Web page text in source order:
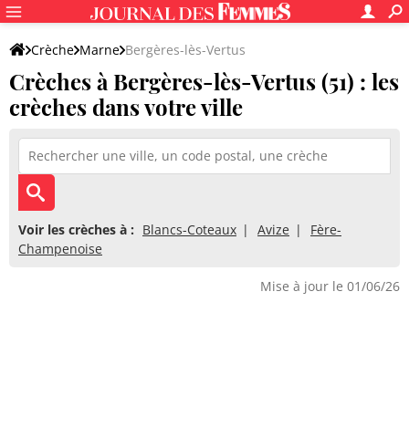
Crèche Marne Bergères-lès-Vertus
Crèches à Bergères-lès-Vertus (51) : les
crèches dans votre ville
Voir les crèches à : Blancs-Coteaux Avize
Fère-
Champenoise
Mise à jour le 01/06/26